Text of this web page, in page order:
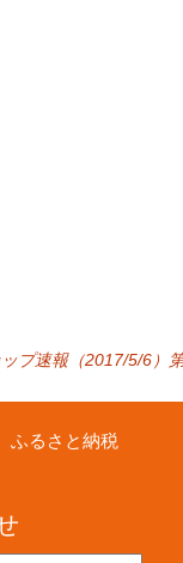
プ速報（2017/5/6）
ふるさと納税